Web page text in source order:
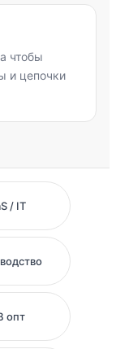
чтобы
и цепочки
/ IT
опт